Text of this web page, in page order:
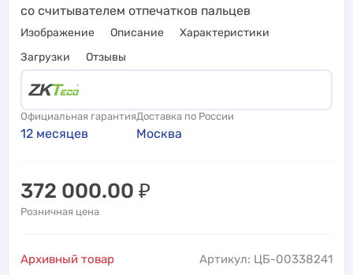
со считывателем отпечатков пальцев
Изображение Описание
Характеристики
Загрузки
Отзывы
Официальная гарантия
12 месяцев
Доставка по России
Москва
372 000.00 ₽
Розничная цена
Архивный товар Артикул: ЦБ-00338241